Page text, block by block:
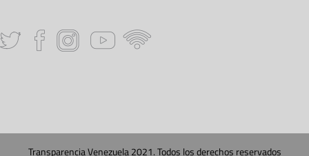
Transparencia Venezuela 2021. Todos los derechos reservados